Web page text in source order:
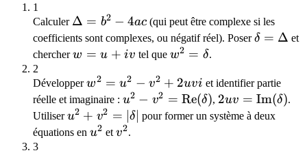
0
1
Calculer \Delta
= b^2
- 4ac
Δ = b2 − 4ac (qui peut être complexe si les
coefficients sont complexes, ou négatif réel). Poser\delta
δ = Δ et
chercherw
u
+
iv
w = u + iv tel que w^2
\delta
w2 = δ.
2
Développerw^2
=
u^2
-
w2 = u2 − v2 + 2uvi et identifier partie
réelle et imaginaire : u^2 - v^2 =
\mathrm{Re}
(\delta)
u2 − v2 = Re(δ), 2uv =
\mathrm{Im}
2uv = Im(δ).
Utiliseru^2 +
v^2 =
u2 + v2 = ∣δ∣ pour former un système à deux
équations en u^2
u2 et v^2
v2.
3